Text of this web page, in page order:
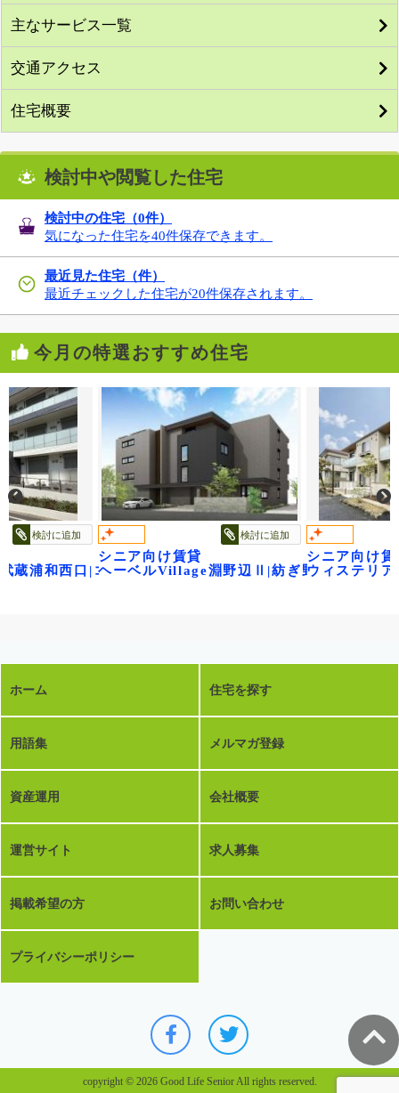
主なサービス一覧
交通アクセス
住宅概要
検討中や閲覧した住宅
検討中の住宅（0件）
気になった住宅を40件保存できます。
最近見た住宅（件）
最近チェックした住宅が20件保存されます。
今月の特選おすすめ住宅
検討に追加
蔵浦和西口|コンフォートレジデンス武蔵浦和
検討に追加
シニア向け賃貸
ヘーベルVillage淵野辺Ⅱ|紡ぎ野
シニア向け賃
ウィステリア
ホーム 住宅を探す
用語集 メルマガ登録
資産運用 会社概要
運営サイト 求人募集
掲載希望の方 お問い合わせ
プライバシーポリシー
copyright © 2026 Good Life Senior All rights reserved.